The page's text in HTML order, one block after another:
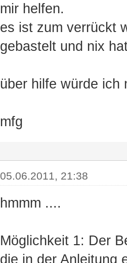
mir helfen.
es ist zum verrückt
gebastelt und nix
über hilfe würde ich
mfg
05.06.2011, 21:38
hmmm ....
Möglichkeit 1: Der
die in der Anleitung